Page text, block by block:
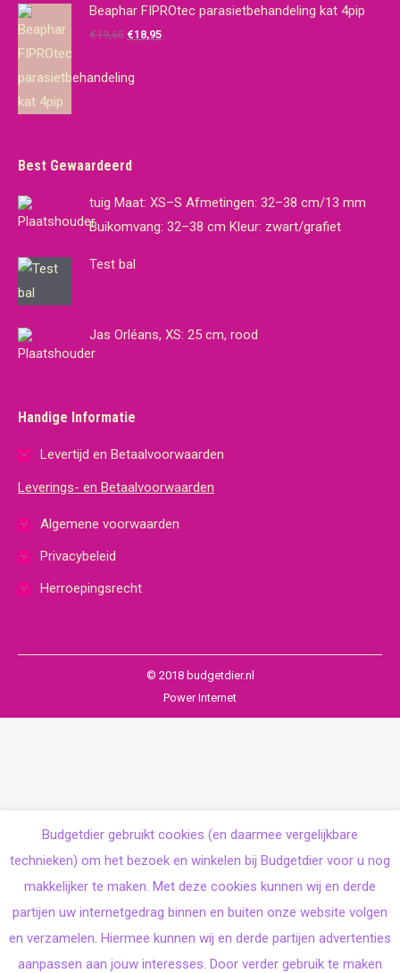
was:
€14,95.
is:
€10,00.
Beaphar FIPROtec parasietbehandeling kat 4pip
€19,65 Oorspronkelijke
was:
€18,95Huidige
Best Gewaardeerd
tuig Maat: XS–S Afmetingen: 32–38 cm/13 mm
Buikomvang: 32–38 cm Kleur: zwart/grafiet
Test bal
Jas Orléans, XS: 25 cm, rood
Handige Informatie
Levertijd en Betaalvoorwaarden
Leverings- en Betaalvoorwaarden
Algemene voorwaarden
Privacybeleid
Herroepingsrecht
© 2018 budgetdier.nl
Power Internet
Budgetdier gebruikt cookies (en daarmee vergelijkbare
technieken) om het bezoek en winkelen bij Budgetdier voor u nog
makkelijker te maken. Met deze cookies kunnen wij en derde
partijen uw internetgedrag binnen en buiten onze website volgen
en verzamelen. Hiermee kunnen wij en derde partijen advertenties
aanpassen aan jouw interesses. Door verder gebruik te maken